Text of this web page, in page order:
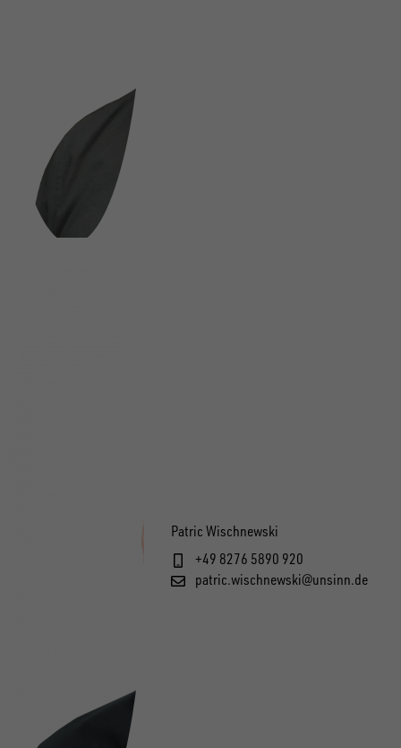
Patric Wischnewski
+49 8276 5890 920
patric.wischnewski@unsinn.de